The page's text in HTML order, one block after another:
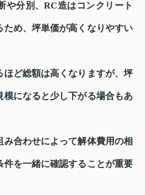
や分別、RC造はコンクリート
め、坪単価が高くなりやすい
ほど総額は高くなりますが、坪
になると少し下がる場合もあ
合わせによって解体費用の相
を一緒に確認することが重要